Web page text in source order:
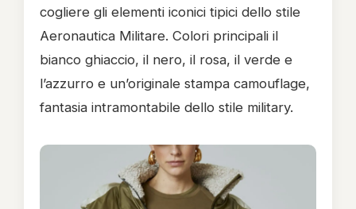
cogliere gli elementi iconici tipici dello stile
Aeronautica Militare. Colori principali il
bianco ghiaccio, il nero, il rosa, il verde e
l’azzurro e un’originale stampa camouflage,
fantasia intramontabile dello stile military.